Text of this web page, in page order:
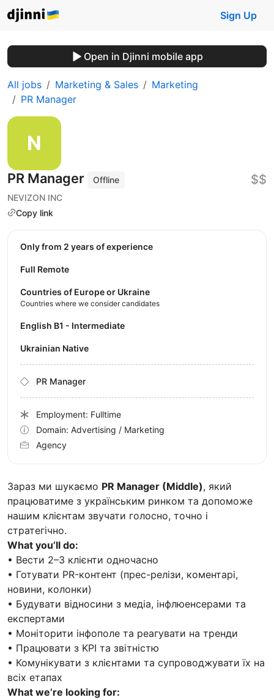
Sign Up
Open in Djinni mobile app
All jobs Marketing & Sales
Marketing
PR Manager
PR Manager
Offline
NEVIZON INC
Copy link
$$
Зараз ми шукаємо PR Manager (Middle), який
працюватиме з українським ринком та допоможе
нашим клієнтам звучати голосно, точно і
стратегічно.
What you’ll do:
• Вести 2–3 клієнти одночасно
• Готувати PR-контент (прес-релізи, коментарі,
новини, колонки)
• Будувати відносини з медіа, інфлюенсерами та
експертами
• Моніторити інфополе та реагувати на тренди
• Працювати з KPI та звітністю
• Комунікувати з клієнтами та супроводжувати їх на
всіх етапах
What we’re looking for:
Only from 2 years of experience
Full Remote
Countries of Europe or Ukraine
Countries where we consider candidates
English B1 - Intermediate
Ukrainian Native
PR Manager
Employment: Fulltime
Domain: Advertising / Marketing
Agency